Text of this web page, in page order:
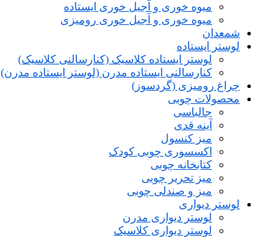
میوه خوری و آجیل خوری ایستاده
میوه خوری و آجیل خوری رومیزی
شمعدان
لوستر ایستاده
لوستر ایستاده کلاسیک (کنارسالنی کلاسیک)
کنارسالنی ایستاده مدرن (لوستر ایستاده مدرن)
چراغ رومیزی (گردسوز)
محصولات چوبی
جالباسی
آینه قدی
میز کنسول
اکسسوری چوبی کودک
کتابخانه چوبی
میز تحریر چوبی
میز و صندلی چوبی
لوستر دیواری
لوستر دیواری مدرن
لوستر دیواری کلاسیک